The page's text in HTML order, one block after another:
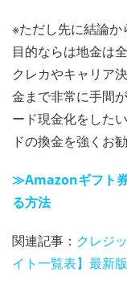
※ただし先に結論
目的ならは地金は
クレカやキャリア
金まで非常に手間
ード現金化をした
ドの換金を強くお
≫Amazonギフト
る方法
関連記事： クレジ
イト一覧表】最新版